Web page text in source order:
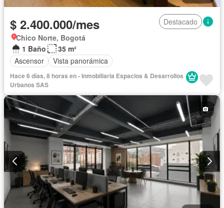
$ 2.400.000/mes
Destacado
Chico Norte, Bogotá
1 Baño
35 m²
Ascensor
Vista panorámica
Hace 6 días, 8 horas en - Inmobiliaria Espacios & Desarrollos
Urbanos SAS